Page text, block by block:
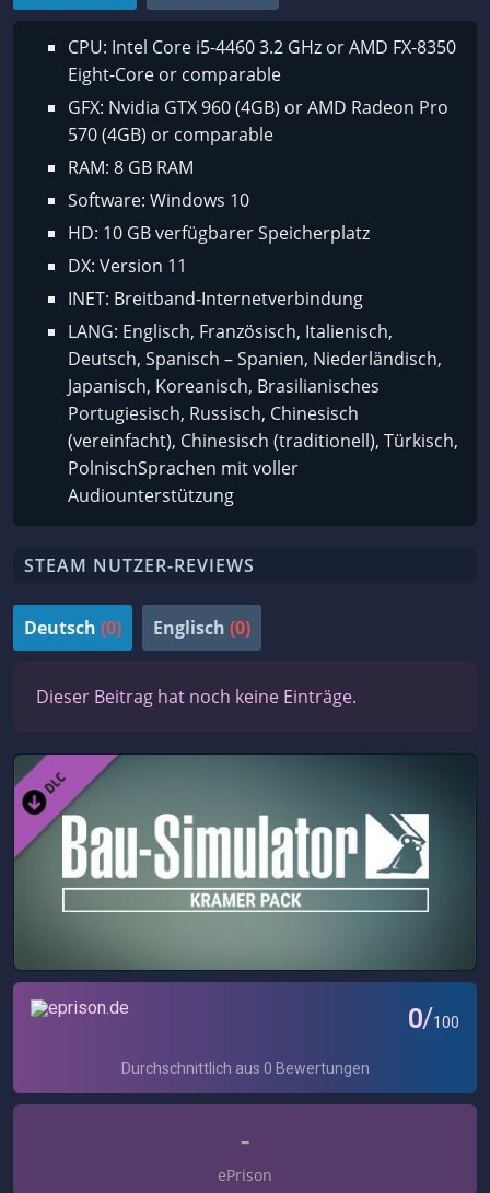
CPU: Intel Core i5-4460 3.2 GHz or AMD FX-8350
Eight-Core or comparable
GFX: Nvidia GTX 960 (4GB) or AMD Radeon Pro
570 (4GB) or comparable
RAM: 8 GB RAM
Software: Windows 10
HD: 10 GB verfügbarer Speicherplatz
DX: Version 11
INET: Breitband-Internetverbindung
LANG: Englisch, Französisch, Italienisch,
Deutsch, Spanisch – Spanien, Niederländisch,
Japanisch, Koreanisch, Brasilianisches
Portugiesisch, Russisch, Chinesisch
(vereinfacht), Chinesisch (traditionell), Türkisch,
PolnischSprachen mit voller
Audiounterstützung
STEAM NUTZER-REVIEWS
Deutsch (0) Englisch (0)
Dieser Beitrag hat noch keine Einträge.
-
ePrison